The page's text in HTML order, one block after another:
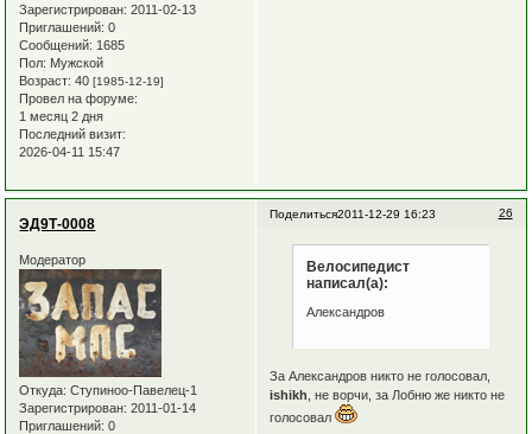
Зарегистрирован: 2011-02-13
Приглашений: 0
Сообщений: 1685
Пол: Мужской
Возраст: 40[1985-12-19]
Провел на форуме:
1 месяц 2 дня
Последний визит:
2026-04-11 15:47
Поделиться 26
2011-12-29 16:23
ЭД9Т-0008
Модератор
Откуда: Ступиноо-Павелец-1
Зарегистрирован: 2011-01-14
Приглашений: 0
Велосипедист
написал(а):
Александров
За Александров никто не голосовал,
ishikh , не ворчи, за Лобню же никто не
голосовал